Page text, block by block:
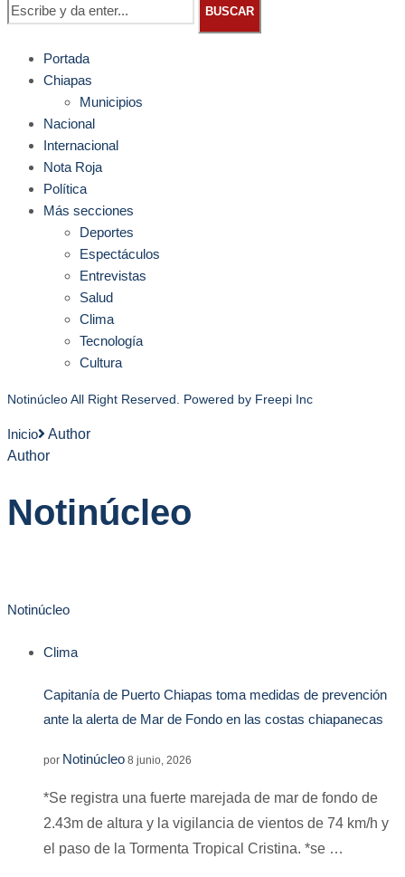
BUSCAR
Portada
Chiapas
Municipios
Nacional
Internacional
Nota Roja
Política
Más secciones
Deportes
Espectáculos
Entrevistas
Salud
Clima
Tecnología
Cultura
Notinúcleo All Right Reserved. Powered by Freepi Inc
Inicio
Author
Author
Notinúcleo
Notinúcleo
Clima
Capitanía de Puerto Chiapas toma medidas de prevención
ante la alerta de Mar de Fondo en las costas chiapanecas
por Notinúcleo 8 junio, 2026
*Se registra una fuerte marejada de mar de fondo de
2.43m de altura y la vigilancia de vientos de 74 km/h y
el paso de la Tormenta Tropical Cristina. *se …